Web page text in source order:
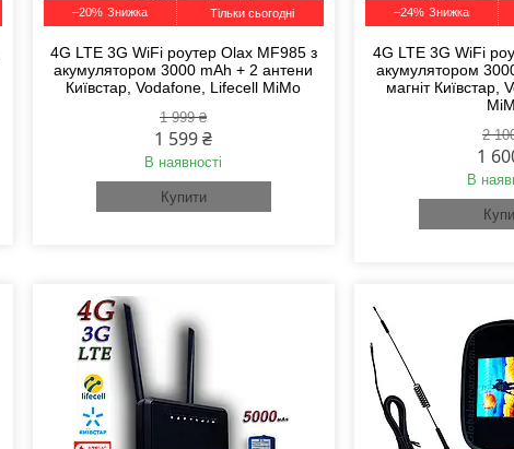
–20% Тільки сьогодні
4G LTE 3G WiFi роутер Olax MF985 з
акумулятором 3000 mAh + 2 антени
Київстар, Vodafone, Lifecell MiMo
1 999 ₴
1 599 ₴
В наявності
Купити
–24%
4G LTE 3G WiFi
акумулятором
магніт Київстар,
2
1
В